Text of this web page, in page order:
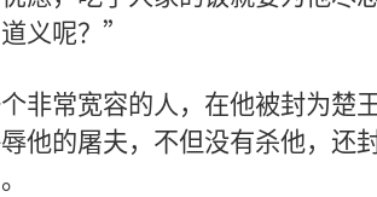
义呢？”
非常宽容的人，在他被封为楚
他的屠夫，不但没有杀他，还